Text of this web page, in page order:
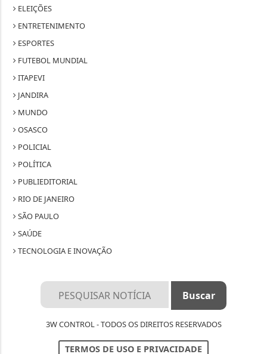
ELEIÇÕES
ENTRETENIMENTO
ESPORTES
FUTEBOL MUNDIAL
ITAPEVI
JANDIRA
MUNDO
OSASCO
POLICIAL
POLÍTICA
PUBLIEDITORIAL
RIO DE JANEIRO
SÃO PAULO
SAÚDE
TECNOLOGIA E INOVAÇÃO
3W CONTROL - TODOS OS DIREITOS RESERVADOS
TERMOS DE USO E PRIVACIDADE